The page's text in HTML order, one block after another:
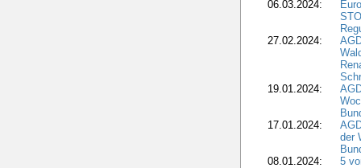
06.03.2024:
27.02.2024:
19.01.2024:
17.01.2024:
der
08.01.2024:
5